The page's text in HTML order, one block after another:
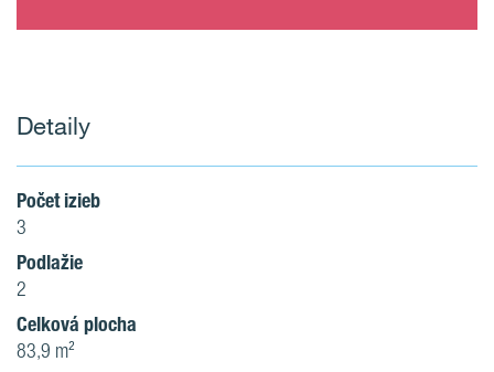
Detaily
Počet izieb
3
Podlažie
2
Celková plocha
83,9 m²